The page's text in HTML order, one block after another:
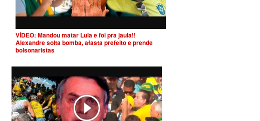
VÍDEO: Mandou matar Lula e foi pra jaula!!
Alexandre solta bomba, afasta prefeito e prende
bolsonaristas